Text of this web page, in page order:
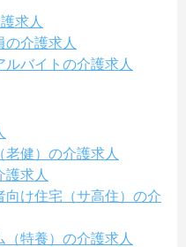
求人
介護求人
バイトの介護求人
健）の介護求人
護求人
け住宅（サ高住）の介
特養）の介護求人